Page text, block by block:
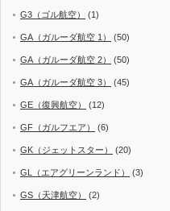
G3（ゴル航空） (1)
GA（ガルーダ航空 1） (50)
GA（ガルーダ航空 2） (50)
GA（ガルーダ航空 3） (45)
GE（復興航空） (12)
GF（ガルフエア） (6)
GK（ジェットスター） (20)
GL（エアグリーンランド） (3)
GS（天津航空） (2)